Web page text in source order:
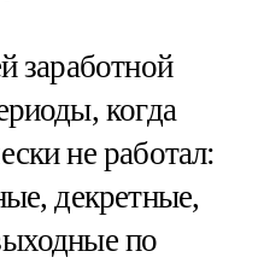
заработной
когда
не работал:
декретные,
по